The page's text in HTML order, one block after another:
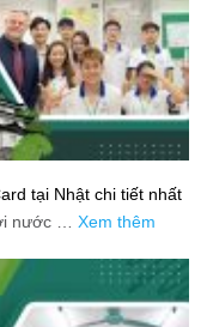
tại Nhật chi tiết nhất
nước … Xem thêm